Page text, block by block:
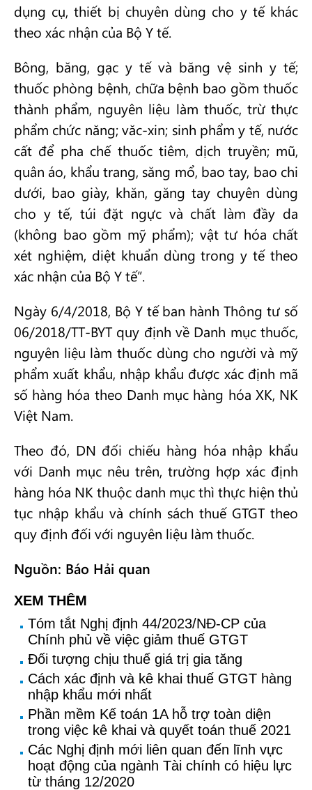
dụng cụ, thiết bị chuyên dùng cho y tế khác
theo xác nhận của Bộ Y tế.
Bông, băng, gạc y tế và băng vệ sinh y tế;
thuốc phòng bệnh, chữa bệnh bao gồm thuốc
thành phẩm, nguyên liệu làm thuốc, trừ thực
phẩm chức năng; văc-xin; sinh phẩm y tế, nước
cất để pha chế thuốc tiêm, dịch truyền; mũ,
quân áo, khẩu trang, săng mổ, bao tay, bao chi
dưới, bao giày, khăn, găng tay chuyên dùng
cho y tế, túi đặt ngực và chất làm đầy da
(không bao gồm mỹ phẩm); vật tư hóa chất
xét nghiệm, diệt khuẩn dùng trong y tế theo
xác nhận của Bộ Y tế”.
Ngày 6/4/2018, Bộ Y tế ban hành Thông tư số
06/2018/TT-BYT quy định về Danh mục thuốc,
nguyên liệu làm thuốc dùng cho người và mỹ
phẩm xuất khẩu, nhập khẩu được xác định mã
số hàng hóa theo Danh mục hàng hóa XK, NK
Việt Nam.
Theo đó, DN đối chiếu hàng hóa nhập khẩu
với Danh mục nêu trên, trường hợp xác định
hàng hóa NK thuộc danh mục thì thực hiện thủ
tục nhập khẩu và chính sách thuế GTGT theo
quy định đối với nguyên liệu làm thuốc.
Nguồn: Báo Hải quan
XEM THÊM
Tóm tắt Nghị định 44/2023/NĐ-CP của
Chính phủ về việc giảm thuế GTGT
Đối tượng chịu thuế giá trị gia tăng
Cách xác định và kê khai thuế GTGT hàng
nhập khẩu mới nhất
Phần mềm Kế toán 1A hỗ trợ toàn diện
trong việc kê khai và quyết toán thuế 2021
Các Nghị định mới liên quan đến lĩnh vực
hoạt động của ngành Tài chính có hiệu lực
từ tháng 12/2020